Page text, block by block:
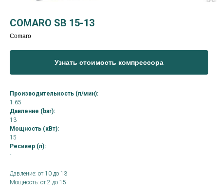
COMARO SB 15-13
Comaro
Узнать стоимость компрессора
Производительность (л/мин):
1.65
Давление (bar):
13
Мощность (кВт):
15
Ресивер (л):
-
Давление: от 10 до 13
Мощность: от 2 до 15